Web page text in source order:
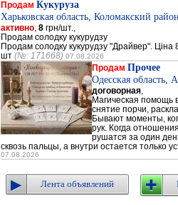
Продам Кукуруза
Харьковская область, Коломакский
активно 8 грн/шт.,
Продам солодку кукурудзу
Продам солодку кукурудзу "Драйвер". Ціна
шт (№: 171668) 07.08.2026
Продам Прочее
Одесская область,
договорная
Магическая помощь
снятие порчи,
Бывают моменты,
рук. Когда
рушатся за один
сквозь пальцы, а внутри остается только
07.08.2026
Лента объявлений